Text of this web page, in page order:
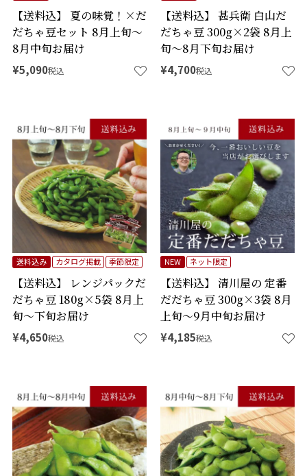
【送料込】 夏の味覚！×だ
だちゃ豆セット 8月上旬～
8月中旬お届け
¥5,090税込
【送料込】 甚兵衛 白山だ
だちゃ豆 300g×2袋 8月上
旬～8月下旬お届け
¥4,700税込
【送料込】 レンジパックだ
だちゃ豆 180g×5袋 8月上
旬～下旬お届け
送料込み カタログ掲載 季節限定
¥4,650税込
【送料込】 清川屋の 定番
だだちゃ豆 300g×3袋 8月
上旬～9月中旬お届け
NEW ネット限定
¥4,185税込